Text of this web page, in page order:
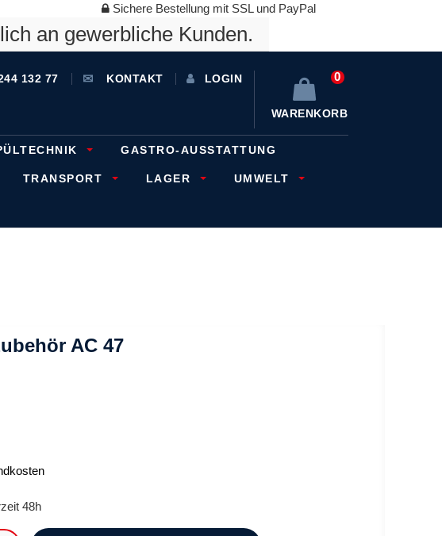
Sichere Bestellung mit SSL und PayPal
an gewerbliche Kunden.
132 77 KONTAKT LOGIN 0
WARENKORB
GASTRO-AUSSTATTUNG
TRANSPORT LAGER UMWELT
AC 47
48h